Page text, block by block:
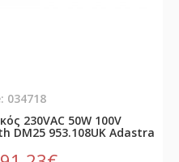
034718
230VAC 50W 100V
DM25 953.108UK Adastra